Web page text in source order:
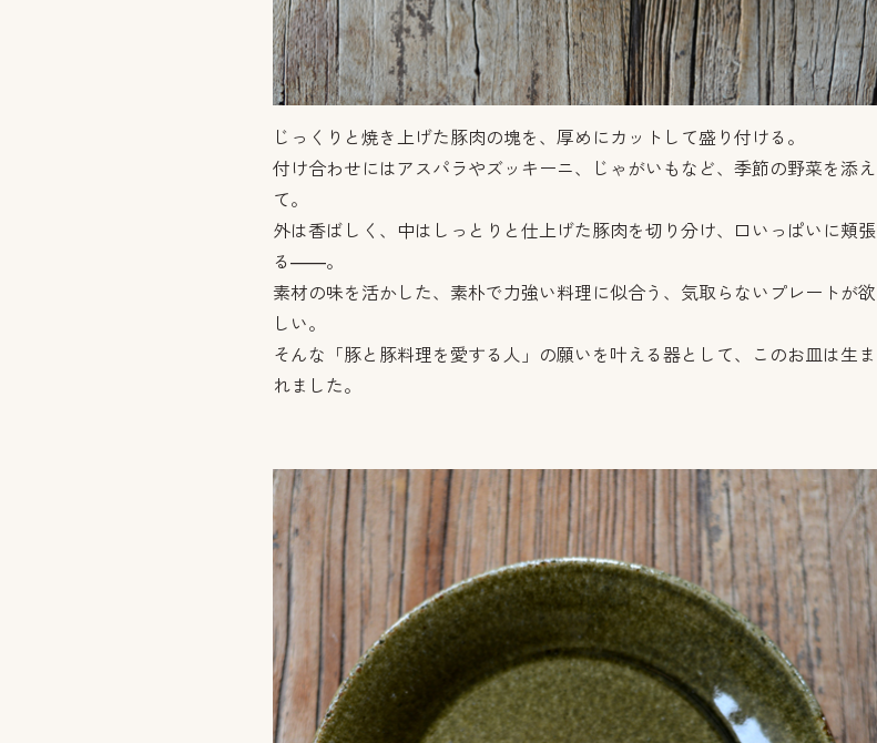
じっくりと焼き上げた豚肉の塊を、厚めにカットして盛り付ける。
付け合わせにはアスパラやズッキーニ、じゃがいもなど、季節の野菜を添え
て。
外は香ばしく、中はしっとりと仕上げた豚肉を切り分け、口いっぱいに頬張
る——。
素材の味を活かした、素朴で力強い料理に似合う、気取らないプレートが欲
しい。
そんな「豚と豚料理を愛する人」の願いを叶える器として、このお皿は生ま
れました。